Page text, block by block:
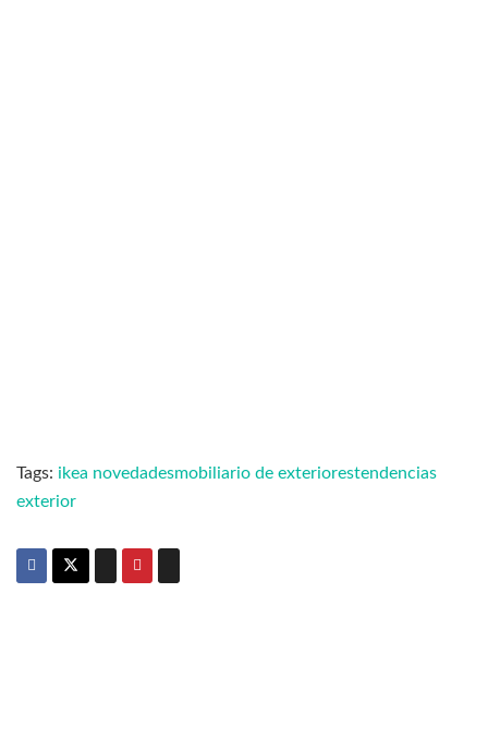
Tags: ikea novedadesmobiliario de exteriorestendencias
exterior